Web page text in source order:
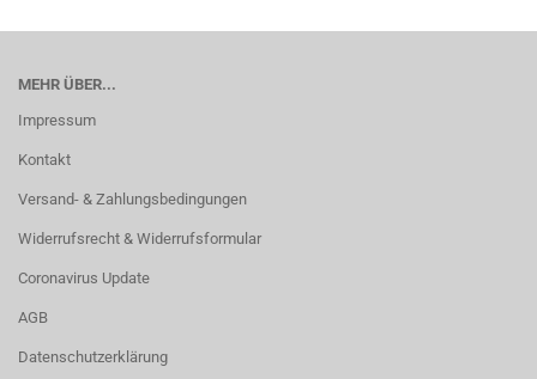
MEHR ÜBER...
Impressum
Kontakt
Versand- & Zahlungsbedingungen
Widerrufsrecht & Widerrufsformular
Coronavirus Update
AGB
Datenschutzerklärung